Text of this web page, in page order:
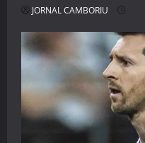
JORNAL CAMBORIU